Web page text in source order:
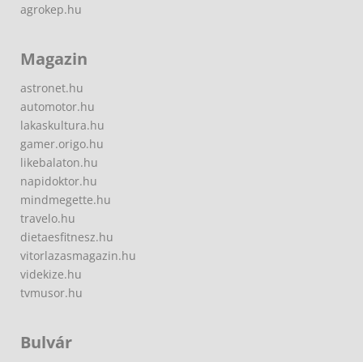
agrokep.hu
Magazin
astronet.hu
automotor.hu
lakaskultura.hu
gamer.origo.hu
likebalaton.hu
napidoktor.hu
mindmegette.hu
travelo.hu
dietaesfitnesz.hu
vitorlazasmagazin.hu
videkize.hu
tvmusor.hu
Bulvár